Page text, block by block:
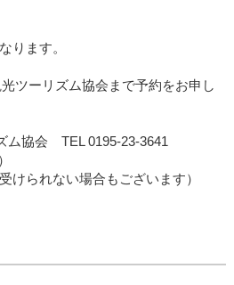
ります。
ツーリズム協会まで予約をお申し
ム協会 TEL 0195-23-3641
けられない場合もございます）